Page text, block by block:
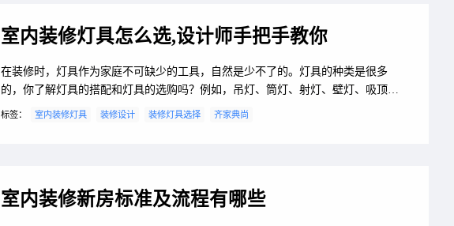
室内装修灯具怎么选,设计师手把手教你
在装修时，灯具作为家庭不可缺少的工具，自然是少不了的。灯具的种类是很多
的，你了解灯具的搭配和灯具的选购吗？例如，吊灯、筒灯、射灯、壁灯、吸顶灯
等等，各种灯具应有尽有，作用也是不同的，房主在选购时，不仅要关注灯具的外
标签： 室内装修灯具 装修设计 装修灯具选择 齐家典尚
室内装修新房标准及流程有哪些